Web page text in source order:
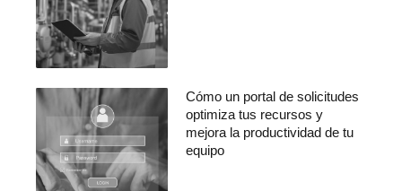
Cómo un portal de solicitudes
optimiza tus recursos y
mejora la productividad de tu
equipo